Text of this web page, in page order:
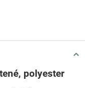
polyester